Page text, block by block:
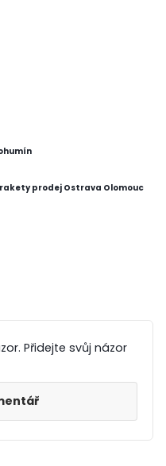
prodej Ostrava Olomouc
Přidejte svůj názor